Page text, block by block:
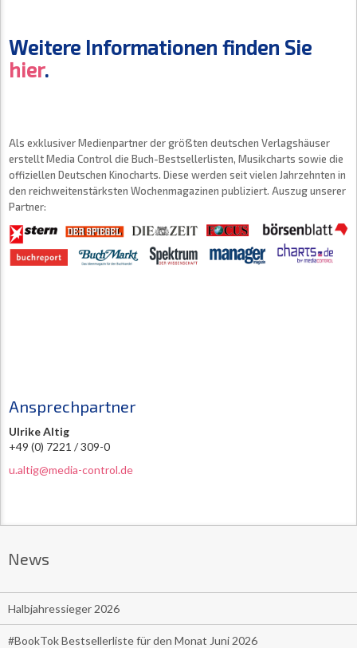
Weitere Informationen finden Sie
hier.
Als exklusiver Medienpartner der größten deutschen Verlagshäuser
erstellt Media Control die Buch-Bestsellerlisten, Musikcharts sowie die
offiziellen Deutschen Kinocharts. Diese werden seit vielen Jahrzehnten in
den reichweitenstärksten Wochenmagazinen publiziert. Auszug unserer
Partner:
Ansprechpartner
Ulrike Altig
+49 (0) 7221 / 309-0
u.altig@media-control.de
News
Halbjahressieger 2026
#BookTok Bestsellerliste für den Monat Juni 2026